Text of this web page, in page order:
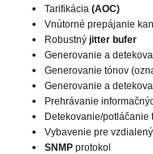
Tarifikácia (AOC)
Vnútorné prepájanie
Robustný jitter bufer
Generovanie a
Generovanie tónov
Generovanie a
Prehrávanie
Detekovanie/potláčanie
Vybavenie pre
SNMP protokol